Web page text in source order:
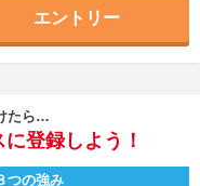
エントリー
たら…
登録しよう！
つの強み